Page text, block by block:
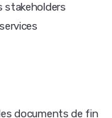
stakeholders
documents de fin